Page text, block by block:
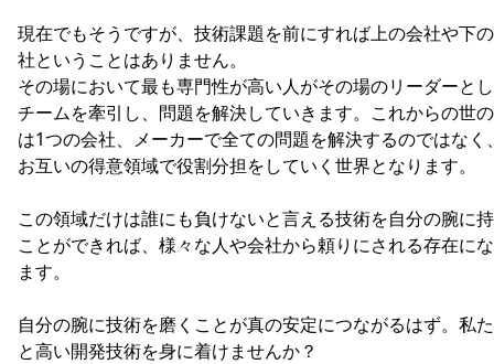
現在でもそうですが、技術課題を前にすれば上の会社や下
社ということはありません。
その場において最も専門性が高い人がその場のリーダーと
チームを牽引し、問題を解決していきます。これからの世
は1つの会社、メーカーで全ての問題を解決するのではなく
お互いの得意領域で役割分担をしていく世界となります。
この領域だけは誰にも負けないと言える技術を自分の腕に
ことができれば、様々な人や会社から頼りにされる存在に
ます。
自分の腕に技術を磨くことが真の安定につながるはず。私
と高い開発技術を身に着けませんか？